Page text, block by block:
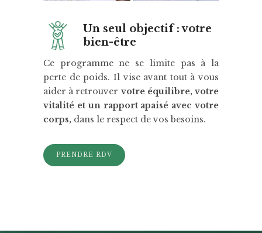
Un seul objectif : votre
bien-être
Ce programme ne se limite pas à la
perte de poids. Il vise avant tout à vous
aider à retrouver votre équilibre, votre
vitalité et un rapport apaisé avec votre
corps, dans le respect de vos besoins.
PRENDRE RDV